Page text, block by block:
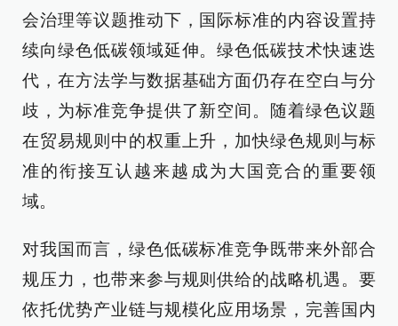
会治理等议题推动下，国际标准的内容设置持
续向绿色低碳领域延伸。绿色低碳技术快速迭
代，在方法学与数据基础方面仍存在空白与分
歧，为标准竞争提供了新空间。随着绿色议题
在贸易规则中的权重上升，加快绿色规则与标
准的衔接互认越来越成为大国竞合的重要领
域。
对我国而言，绿色低碳标准竞争既带来外部合
规压力，也带来参与规则供给的战略机遇。要
依托优势产业链与规模化应用场景，完善国内